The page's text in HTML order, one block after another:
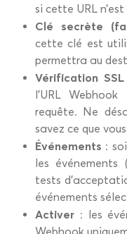
si cette URL
Clé secrète
cette clé est
permettra au
Vérification SSL
l’URL
requête. Ne
savez ce que
Événements :
les événements
tests
événements
Activer : les